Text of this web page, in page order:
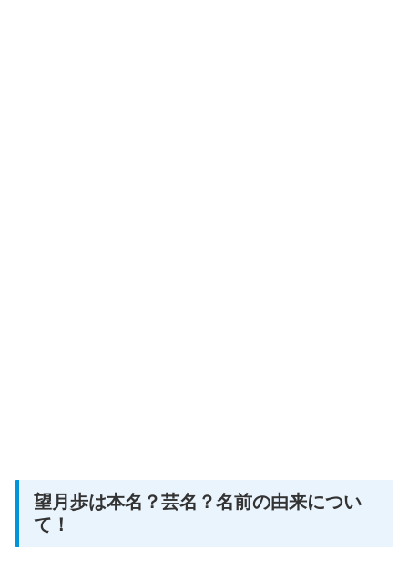
望月歩は本名？芸名？名前の由来につい
て！